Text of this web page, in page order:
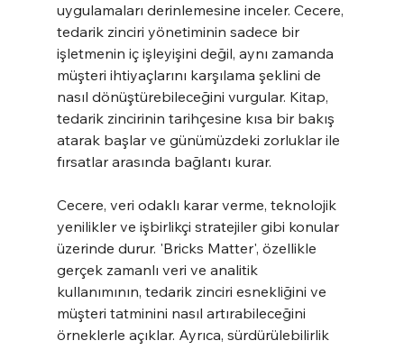
uygulamaları derinlemesine inceler. Cecere,
tedarik zinciri yönetiminin sadece bir
işletmenin iç işleyişini değil, aynı zamanda
müşteri ihtiyaçlarını karşılama şeklini de
nasıl dönüştürebileceğini vurgular. Kitap,
tedarik zincirinin tarihçesine kısa bir bakış
atarak başlar ve günümüzdeki zorluklar ile
fırsatlar arasında bağlantı kurar.
Cecere, veri odaklı karar verme, teknolojik
yenilikler ve işbirlikçi stratejiler gibi konular
üzerinde durur. 'Bricks Matter', özellikle
gerçek zamanlı veri ve analitik
kullanımının, tedarik zinciri esnekliğini ve
müşteri tatminini nasıl artırabileceğini
örneklerle açıklar. Ayrıca, sürdürülebilirlik